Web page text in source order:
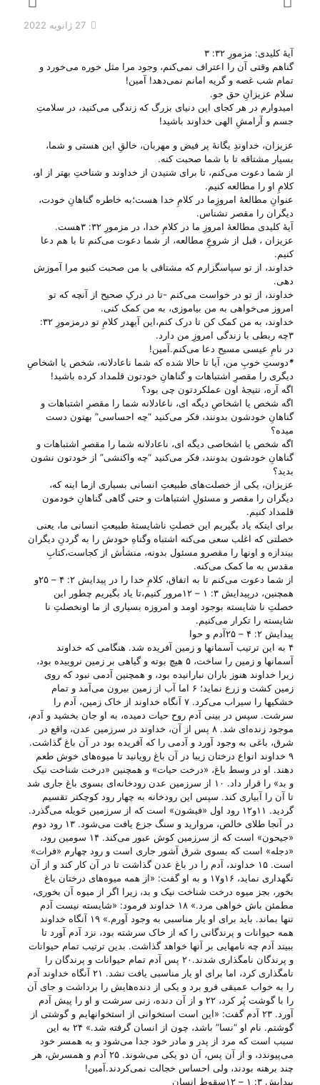
27 ژانویه 2022
آیهٔ کلیدی: مزمورِ ۳۲: ۳
گناهم وقتی آن را اعتراف نمی‌کنم، وجود مرا مثل خوره می‌خورد و
تمام شب غصه و گریه امانم نمی‌دهد! آمین!
سلام عزیزانِ حق جو.
امیدوارم در هر کجای این دنیای بزرگ که زندگی می‌‌کنید، در سلامتِ
جسم و آرامشِ الهی خداوند باشید!
عزیزان، خداوندِ یگانهٔ پر فیض و مهربان، خالقِ این هستی‌ و شما،
بسیار مشتاقه تا با شما صحبت کنه.
از شما دعوت می‌‌کنم، تا برای شنیدن از خداوند و شناختِ بهتر از او،
کلامِ او را مطالعه کنیم.
عنوانِ مطالعهٔ امروزِما در کلامِ خدا هست؛به خاطره گناهانِ خودت،
دیگران را مقصر نشناس.
آیهٔ کلیدی مطالعهٔ امروزِ ما در کلامِ خدا، در مزمورِ ۳۲: ۳هست.
عزیزان ، قبل از شروعِ مطالعه، از شما دعوت می‌‌کنم تا با هم دعا
کنیم.
خداوند، از تو سپاسگزارم که مشتاقی با من صحبت کنیو مرا آموزش
دهی.
خداوند، از تو در خواست می‌‌کنم -تا در درکِ صحیح از آنچه که تو
امروز می‌‌خواهی به من بیاموزی، به من کمک کنی.
خداوند، به من کمک کن تا درک کنم،این آیهدر کلامِ تو درمزمورِ ۳۲:
۳چه ربطی با زندگی امروزِ من دارد.
در نامِ عیسی مسیح دعا می‌‌کنم.آمین!
*دوستِ خوبِ من، آیا تا حالا شده که شما ناعادلانه، شخص یا اشخاصِ
دیگری را مقصرِ اشتباهات و گناهانِ خودتون قلمداد کرده باشید!
اگه آره، نتیجهٔ اون عملکردتون چی‌ بود؟
اگه شخص یا اشخاصِ دیگه ای، ناعادلانه شما را مقصرِ اشتباهات و
گناهانِ خودشون بدونند، فکر می‌‌کنید “چه احساسی” بهتون دست
میده؟
اگه شخص یا اشخاصی دیگه ای، ناعادلانه شما را مقصرِ اشتباهات و
گناهانِ خودشون بدونند، فکر می‌‌کنید “چه واکنشی” از خودتون نشون
بدید؟
عزیزان، یکی از خصلت‌های طبیعتِ انسانی بسیاری ازما اینه که،
دیگران را مقصر و مسئولِ اشتباهات و حتی گاهی گناهانِ خودمون
قلمداد کنیم.
برای اینکه یاد بگیریم این خصلتِ ناشایستهٔ طبیعتِ انسانی ما، یعنی
خصلتی که اغلب سعی می‌‌کنه اشتباه وگناهِ خودش را به گردنِ دیگران
بیندازه و اونها را مقصرو مسئول بدونه، منشأش از کجاست،کتابِ
مقدس به ما کمک می‌‌کنه.
از شما دعوت می‌‌کنم تا به اتفاق، کلامِ خدا را در پیدایش ۲: ۴ – ۲۵و
همچنین، درپیدایش ۳: ۱ – ۱۲مرور کنیم،تا یاد بگیریم چطور این
خصلتِ نا شایسته بوجود اومد و امروزه بسیاری از ما اونخصلتِ نا
شایسته را تکرار می‌‌کنیم.
پیدایش ۲: ۴ – ۲۵آدم و حوا
۴ به این ترتیب آسمانها و زمین آفریده شد. هنگامی که خداوند
آسمانها و زمین را ساخت، ۵ هیچ بوته و گیاهی بر زمین نروییده بود،
زیرا خداوند هنوز باران نبارانیده بود، و همچنین آدمی نبود که روی
زمین کشت و زرع نماید؛ ۶ اما آب از زمین بیرون می‌آمد و تمام
خشکیها را سیراب می‌کرد. ۷ آنگاه خداوند از خاک زمین، آدم را
سرشت. سپس در بینی آدم روح حیات دمیده، به او جان بخشید و آدم،
موجود زنده‌ای شد. ۸ پس از آن، خداوند در سرزمین عدن، واقع در
شرق، باغی به وجود آورد و آدمی را که آفریده بود در آن باغ گذاشت.
۹ خداوند انواع درختان زیبا در آن باغ رویانید تا میوه‌های خوش طعم
دهند. او در وسط باغ، «درخت حیات» و همچنین «درخت شناخت نیک
و بد» را قرار داد. ۱۰ از سرزمین عدن رودخانه‌ای بسوی باغ جاری شد
تا آن را آبیاری کند. سپس این رودخانه به چهار رود کوچکتر تقسیم
گردید. ۱۱و۱۲ رود اول «فیشون» است که از سرزمین حَویله می‌گذرد.
در آنجا طلای خالص، مروارید و سنگ جزع یافت می‌شود. ۱۳ رود دوم
«جیحون» است که از سرزمین کوش عبور می‌کند. ۱۴ سومین رود،
«دجله» است که بسوی شرق آشور جاری است و رود چهارم «فرات»
است. ۱۵ خداوند، آدم را در باغ عدن گذاشت تا در آن کار کند و از آن
نگهداری نماید، ۱۶و۱۷ و به او گفت: «از همه میوه‌های درختان باغ
بخور، بجز میوه درخت شناخت نیک و بد، زیرا اگر از میوه آن بخوری،
مطمئن باش خواهی مرد.» ۱۸ خداوند فرمود: «شایسته نیست آدم
تنها بماند. باید برای او یار مناسبی به وجود آورم.» ۱۹ آنگاه خداوند
همه حیوانات و پرندگانی را که از خاک سرشته بود، نزد آدم آورد تا
ببیند آدم چه نامهایی بر آنها خواهد گذاشت. بدین ترتیب تمام حیوانات
و پرندگان نامگذاری شدند.۲۰ پس آدم تمام حیوانات و پرندگان را
نامگذاری کرد، اما برای او یار مناسبی یافت نشد. ۲۱ آنگاه خداوند آدم
را به خواب عمیقی فرو برد و یکی از دنده‌هایش را برداشت و جای آن
را با گوشت پُر کرد، ۲۲ و از آن دنده، زنی سرشت و او را پیش آدم
آورد. ۲۳ آدم گفت: «این است استخوانی از استخوانهایم و گوشتی از
گوشتم. نام او “نسا” باشد، چون از انسان گرفته شد.» ۲۴ به این
سبب است که مرد از پدر و مادر خود جدا می‌شود و به همسر خود
می‌پیوندد، و از آن پس، آن دو یکی می‌شوند. ۲۵ آدم و همسرش، هر
چند برهنه بودند، ولی احساس خجالت نمی‌کردند.آمین!
پیدایش ۳: ۱ – ۱۲سقوط انسان